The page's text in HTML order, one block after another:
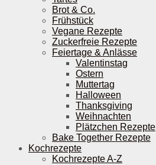
Brot & Co.
Frühstück
Vegane Rezepte
Zuckerfreie Rezepte
Feiertage & Anlässe
Valentinstag
Ostern
Muttertag
Halloween
Thanksgiving
Weihnachten
Plätzchen Rezepte
Bake Together Rezepte
Kochrezepte
Kochrezepte A-Z